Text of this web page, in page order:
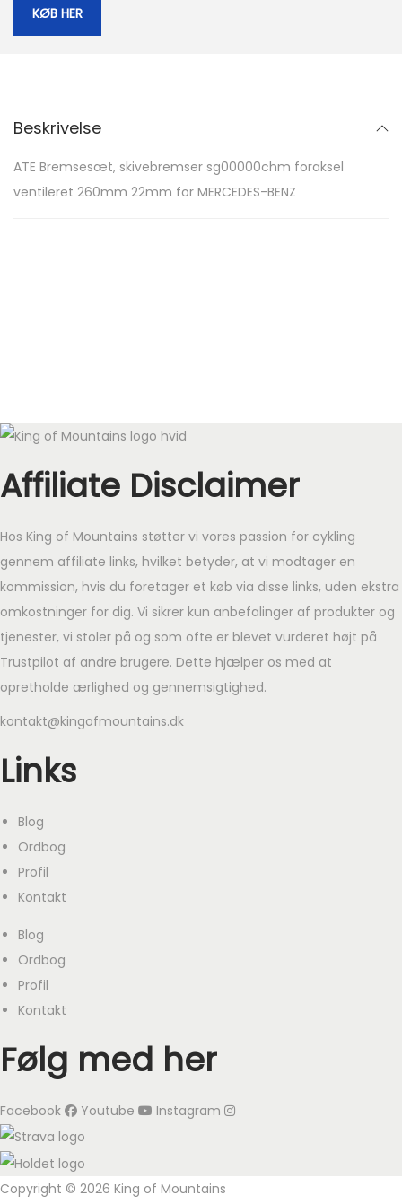
KØB HER
Beskrivelse
ATE Bremsesæt, skivebremser sg00000chm foraksel
ventileret 260mm 22mm for MERCEDES-BENZ
Affiliate Disclaimer
Hos King of Mountains støtter vi vores passion for cykling
gennem affiliate links, hvilket betyder, at vi modtager en
kommission, hvis du foretager et køb via disse links, uden ekstra
omkostninger for dig. Vi sikrer kun anbefalinger af produkter og
tjenester, vi stoler på og som ofte er blevet vurderet højt på
Trustpilot af andre brugere. Dette hjælper os med at
opretholde ærlighed og gennemsigtighed.
kontakt@kingofmountains.dk
Links
Blog
Ordbog
Profil
Kontakt
Blog
Ordbog
Profil
Kontakt
Følg med her
Facebook Youtube Instagram
Copyright © 2026 King of Mountains